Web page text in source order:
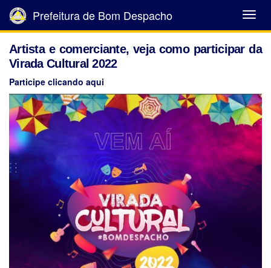
Abrir
Menu
Prefeitura de Bom Despacho
Artista e comerciante, veja como participar da
Virada Cultural 2022
Participe clicando aqui